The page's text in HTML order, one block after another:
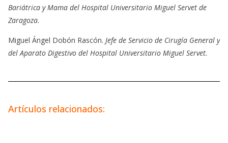
Bariátrica y Mama del Hospital Universitario Miguel Servet de
Zaragoza.
Miguel Ángel Dobón Rascón. Jefe de Servicio de Cirugía General y
del Aparato Digestivo del Hospital Universitario Miguel Servet.
Artículos relacionados: